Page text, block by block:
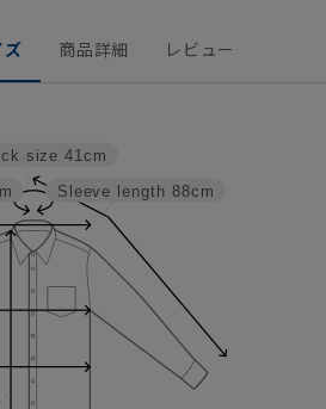
ズ 商品詳細 レビュー
Sleeve length 88cm
size 41cm